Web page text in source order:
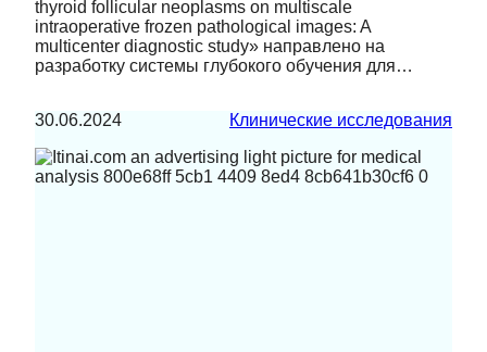
thyroid follicular neoplasms on multiscale
intraoperative frozen pathological images: A
multicenter diagnostic study» направлено на
разработку системы глубокого обучения для…
30.06.2024 Клинические исследования